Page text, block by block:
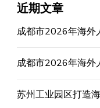
近期文章
成都市2026年海外
成都市2026年海外
苏州工业园区打造